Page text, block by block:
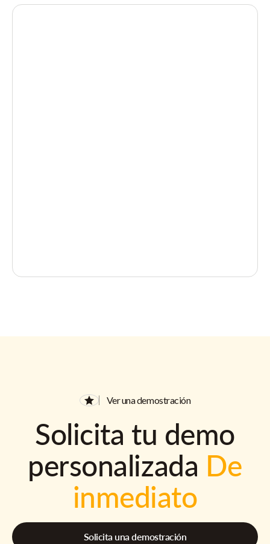
Ver una demostración
Solicita tu demo
personalizada De
inmediato
Solicita una demostración